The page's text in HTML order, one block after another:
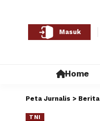
Masuk
Home
Peta Jurnalis > Berita
TNI